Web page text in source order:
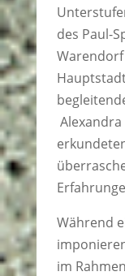
des Paul-
Während
im